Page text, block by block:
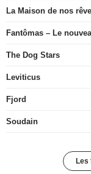
La Maison de nos
Fantômas – Le
The Dog Stars
Leviticus
Fjord
Soudain
Les